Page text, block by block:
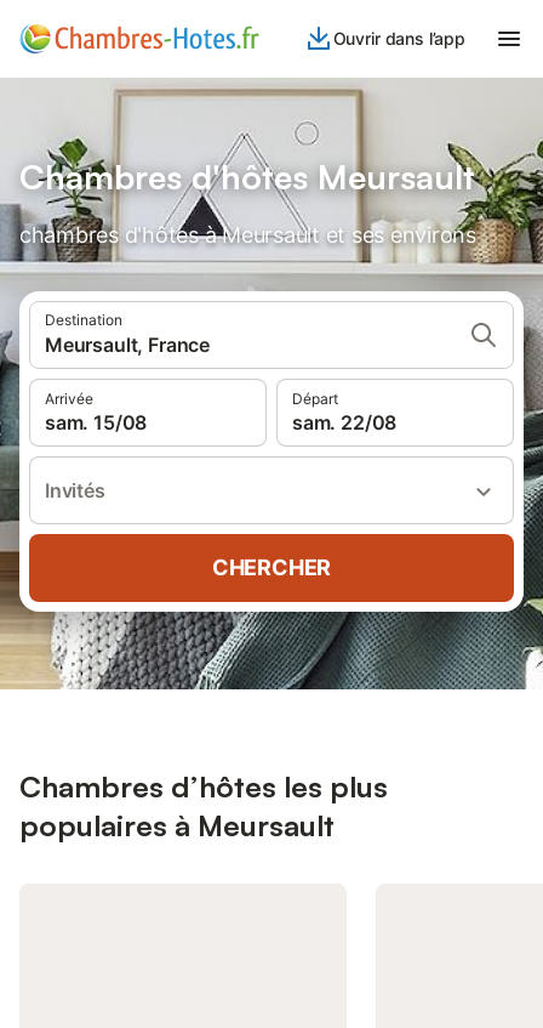
Ouvrir dans l’app
Chambres d'hôtes Meursault
chambres d'hôtes à Meursault et ses environs
Destination
Meursault, France
Arrivée
sam. 15/08
Départ
sam. 22/08
Invités
CHERCHER
Chambres d’hôtes les plus
populaires à Meursault